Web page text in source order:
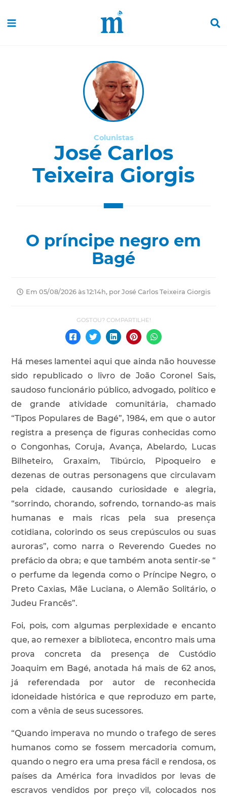
Colunistas
José Carlos
Teixeira Giorgis
O príncipe negro em
Bagé
Em 05/08/2026 às 12:14h, por José Carlos Teixeira Giorgis
Há meses lamentei aqui que ainda não houvesse
sido republicado o livro de João Coronel Sais,
saudoso funcionário público, advogado, político e
de grande atividade comunitária, chamado
“Tipos Populares de Bagé”, 1984, em que o autor
registra a presença de figuras conhecidas como
o Congonhas, Coruja, Avança, Abelardo, Lucas
Bilheteiro, Graxaim, Tibúrcio, Pipoqueiro e
dezenas de outras personagens que circulavam
pela cidade, causando curiosidade e alegria,
“sorrindo, chorando, sofrendo, tornando-as mais
humanas e mais ricas pela sua presença
cotidiana, colorindo os seus crepúsculos ou suas
auroras”, como narra o Reverendo Guedes no
prefácio da obra; e que também anota sentir-se “
o perfume da legenda como o Príncipe Negro, o
Preto Caxias, Mãe Luciana, o Alemão Solitário, o
Judeu Francês”.
Foi, pois, com algumas perplexidade e encanto
que, ao remexer a biblioteca, encontro mais uma
prova concreta da presença de Custódio
Joaquim em Bagé, anotada há mais de 62 anos,
já referendada por autor de reconhecida
idoneidade histórica e que reproduzo em parte,
com a vênia de seus sucessores.
“Quando imperava no mundo o trafego de seres
humanos como se fossem mercadoria comum,
quando o negro era uma presa fácil e rendosa, os
países da América fora invadidos por levas de
escravos vendidos por preço vil, colocados nos